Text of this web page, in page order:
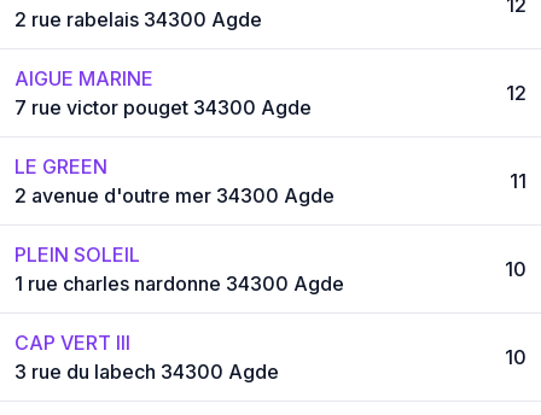
2 rue rabelais 34300 Agde
AIGUE MARINE
7 rue victor pouget 34300 Agde
12
LE GREEN
2 avenue d'outre mer 34300 Agde
11
PLEIN SOLEIL
1 rue charles nardonne 34300 Agde
10
CAP VERT III
3 rue du labech 34300 Agde
10